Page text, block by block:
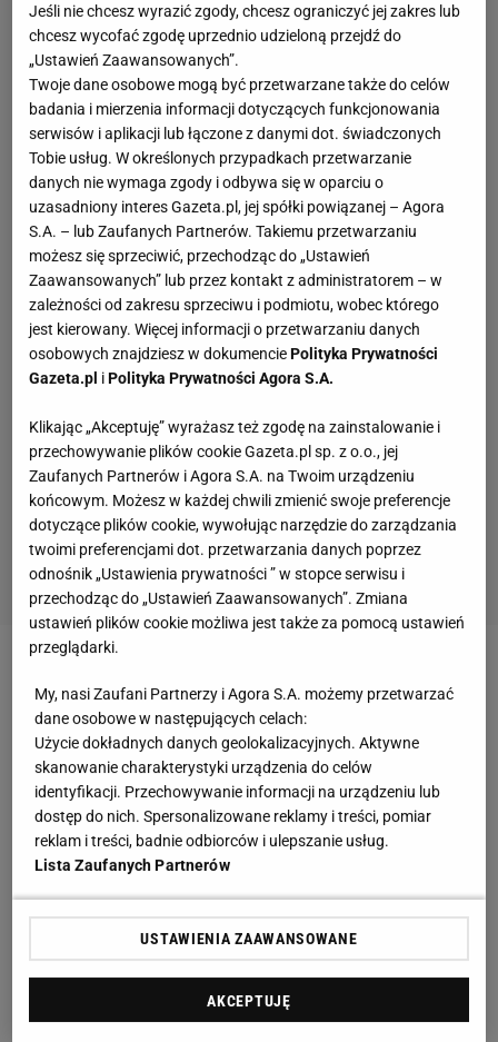
Strzelba, która nie wystrzeliła. Mimo to Legia chce
za niego spore pieniądze
Na przestrzeni trzech pierwszych miesięcy w Legii
Rajović strzelił łącznie pięć goli - trzy w
eliminacjach europejskich pucharów. Po meczu
przeciwko Pogoni wEkstraklasiezaciął się jednak na
dość długo, bowiem na kolejne trafienie czekał aż do
grudnia - po jednym razie pokonywał wówczas
bramkarzy FC Noah i Lincoln Red Imps. W
Jeśli nie chcesz wyrazić zgody, chcesz ograniczyć jej zakres lub
chcesz wycofać zgodę uprzednio udzieloną przejdź do
„Ustawień Zaawansowanych”.
Twoje dane osobowe mogą być przetwarzane także do celów
badania i mierzenia informacji dotyczących funkcjonowania
serwisów i aplikacji lub łączone z danymi dot. świadczonych
Tobie usług. W określonych przypadkach przetwarzanie
danych nie wymaga zgody i odbywa się w oparciu o
uzasadniony interes Gazeta.pl, jej spółki powiązanej – Agora
S.A. – lub Zaufanych Partnerów. Takiemu przetwarzaniu
możesz się sprzeciwić, przechodząc do „Ustawień
Zaawansowanych” lub przez kontakt z administratorem – w
zależności od zakresu sprzeciwu i podmiotu, wobec którego
jest kierowany. Więcej informacji o przetwarzaniu danych
osobowych znajdziesz w dokumenciePolityka Prywatności
Gazeta.pl iPolityka Prywatności Agora S.A.
Klikając „Akceptuję” wyrażasz też zgodę na zainstalowanie i
przechowywanie plików cookie Gazeta.pl sp. z o.o., jej
Zaufanych Partnerów i Agora S.A. na Twoim urządzeniu
końcowym. Możesz w każdej chwili zmienić swoje preferencje
dotyczące plików cookie, wywołując narzędzie do zarządzania
twoimi preferencjami dot. przetwarzania danych poprzez
odnośnik „Ustawienia prywatności ” w stopce serwisu i
przechodząc do „Ustawień Zaawansowanych”. Zmiana
ustawień plików cookie możliwa jest także za pomocą ustawień
przeglądarki.
My, nasi Zaufani Partnerzy i Agora S.A. możemy przetwarzać
dane osobowe w następujących celach:
Użycie dokładnych danych geolokalizacyjnych. Aktywne
skanowanie charakterystyki urządzenia do celów
identyfikacji. Przechowywanie informacji na urządzeniu lub
dostęp do nich. Spersonalizowane reklamy i treści, pomiar
reklam i treści, badnie odbiorców i ulepszanie usług.
Lista Zaufanych Partnerów
USTAWIENIA ZAAWANSOWANE
AKCEPTUJĘ